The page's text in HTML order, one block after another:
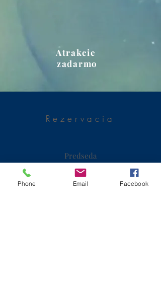
Atrakcie
zadarmo
Rezervacia
Predseda
skvouk@gmail.com
+421 9
Phone Email Facebook